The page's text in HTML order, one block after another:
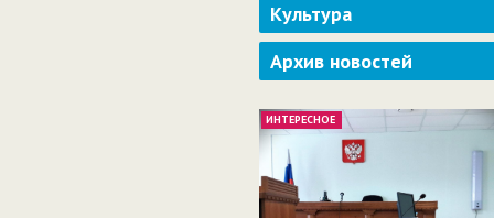
Культура
Архив новостей
ИНТЕРЕСНОЕ